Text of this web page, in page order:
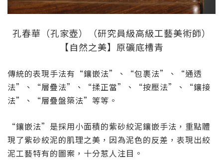
孔春華（孔家壺）（研究員級高級工藝美術師）
【自然之美】原礦底槽青
傳統的表現手法有“鑲嵌法”、“包裹法”、“通透
法”、“層疊法”、“揉正當”、“按壓法”、“鑲接
法”、“層疊盤築法”等等。
“鑲嵌法”是採用小面積的紫砂絞泥鑲嵌手法，重點體
現了紫砂絞泥的肌理之美，因為泥色的反差，表現出絞
泥工藝特有的圖案，十分惹人注目。